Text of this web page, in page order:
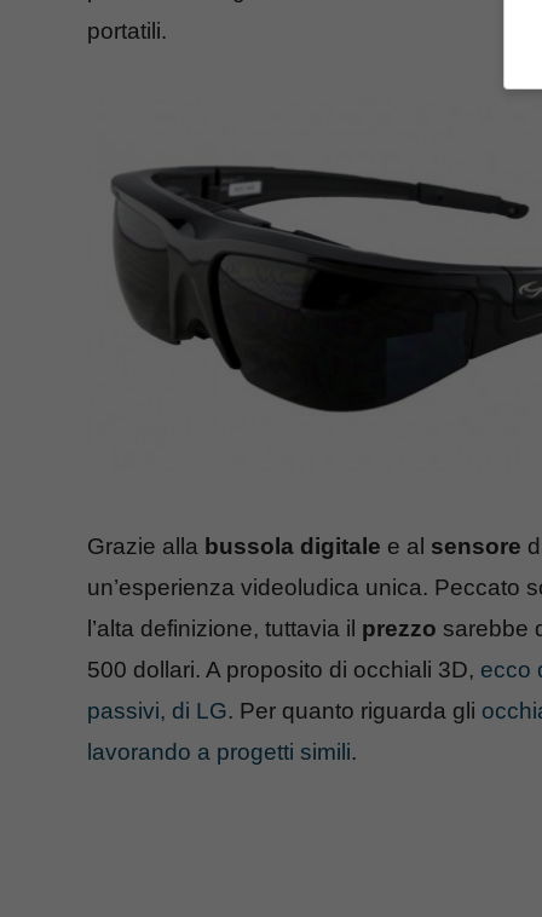
portatili.
Grazie alla bussola digitale e al sensore
un’esperienza videoludica unica. Peccato
l’alta definizione, tuttavia il prezzo sarebbe
500 dollari. A proposito di occhiali 3D, ecco
passivi, di LG. Per quanto riguarda gli
lavorando a progetti simili.